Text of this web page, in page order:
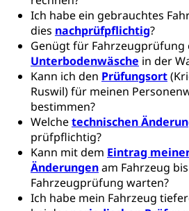
Ich habe ein gebrauchtes
dies nachprüfpflichtig?
Genügt für Fahrzeugprüfung
Unterbodenwäsche in der
Kann ich den Prüfungsort
Ruswil) für meinen
bestimmen?
Welchetechnischen
prüfpflichtig?
Kann mit dem Eintrag
Änderungenam Fahrzeug
Fahrzeugprüfung warten?
Ich habe mein Fahrzeug
Höhere
Berufsabschluss für
Höhere Bildung
Beratung &
Schnupperlehre &
Beruf & Weiterbildung
Berufslehre
Fachstelle
BIZ Beratungs- und
für Bildung und
Zentrum für
Hochschule Luzern
Pädagogische Hochschule
Höhere Fachschule
Berufsmatura BM,
Vollzeitschulen mit BM
Berufsbildung /
Fachklasse Grafik
Fach- & Wirtschafts-
Gymnasialbildung,
Gymnasien &
Studienwahl- und
Fachklasse
Obligatorische Schulzeit
Schulpflicht, Schulobligatorium,
Sekundarschule, Schulferien,
Schulergänzende Betreuung,
Psychomotorik, Schulpsychologie,
Heilpädagogik und Sonderschulen
Kantonale
Stipendien und Darlehen
Studienbeihilfe, Stipendien,
Stipendien Universität
Universität